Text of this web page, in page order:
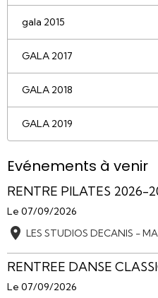
gala 2015
GALA 2017
GALA 2018
GALA 2019
Evénements à venir
RENTRE PILATES 2026-
Le 07/09/2026
LES STUDIOS DECANIS -
RENTREE DANSE
Le 07/09/2026